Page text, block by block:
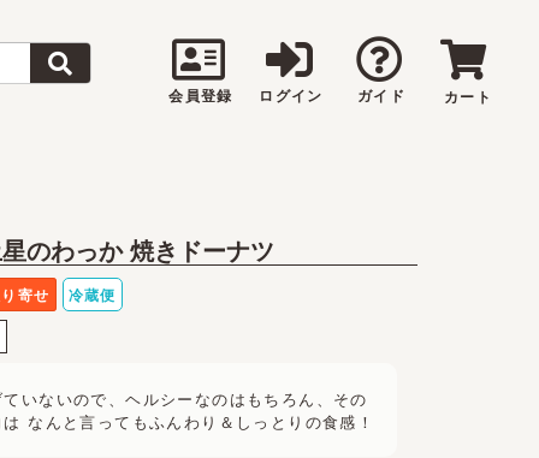
会員登録 ログイン ガイド カート
のわっか 焼きドーナツ
寄せ
冷蔵便
ていないので、ヘルシーなのはもちろん、その
は なんと言ってもふんわり＆しっとりの食感！